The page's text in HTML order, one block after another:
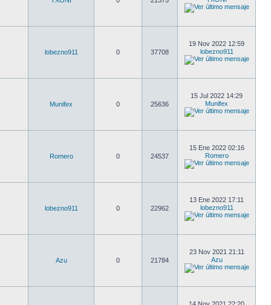
lobezno911 0 37708
19 Nov 2022 12:59
lobezno911
Munifex 0 25636
15 Jul 2022 14:29
Munifex
Romero 0 24537
15 Ene 2022 02:16
Romero
lobezno911 0 22962
13 Ene 2022 17:11
lobezno911
Azu 0 21784
23 Nov 2021 21:11
Azu